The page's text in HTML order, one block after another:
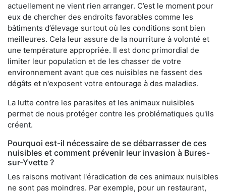
actuellement ne vient rien arranger. C’est le moment pour
eux de chercher des endroits favorables comme les
bâtiments d’élevage surtout où les conditions sont bien
meilleures. Cela leur assure de la nourriture à volonté et
une température appropriée. Il est donc primordial de
limiter leur population et de les chasser de votre
environnement avant que ces nuisibles ne fassent des
dégâts et n'exposent votre entourage à des maladies.
La lutte contre les parasites et les animaux nuisibles
permet de nous protéger contre les problématiques qu'ils
créent.
Pourquoi est-il nécessaire de se débarrasser de ces
nuisibles et comment prévenir leur invasion à Bures-
sur-Yvette ?
Les raisons motivant l'éradication de ces animaux nuisibles
ne sont pas moindres. Par exemple, pour un restaurant,